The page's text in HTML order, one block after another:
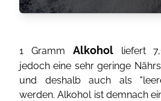
1 Gramm Alkoholliefert
jedoch eine sehr geringe
und deshalb auch als
werden. Alkohol ist demnach